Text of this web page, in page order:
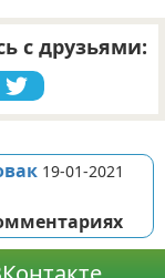
с друзьями:
19-01-2021